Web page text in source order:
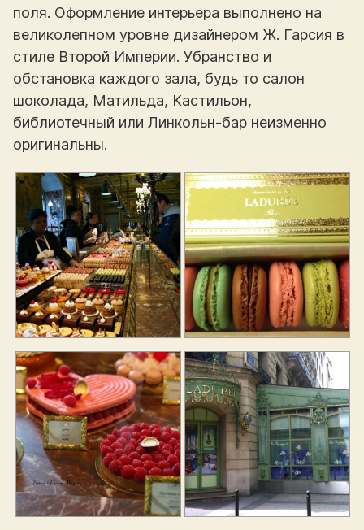
поля. Оформление интерьера выполнено на
великолепном уровне дизайнером Ж. Гарсия в
стиле Второй Империи. Убранство и
обстановка каждого зала, будь то салон
шоколада, Матильда, Кастильон,
библиотечный или Линкольн-бар неизменно
оригинальны.